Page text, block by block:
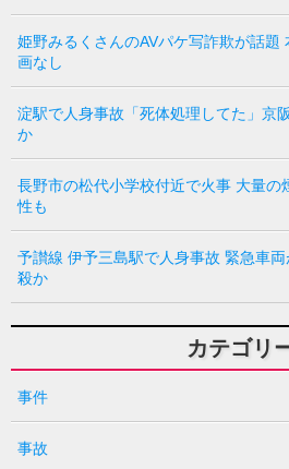
姫野みるくさんのAVパケ写詐欺が話題
画なし
淀駅で人身事故「死体処理してた」京
か
長野市の松代小学校付近で火事 大量の
性も
予讃線 伊予三島駅で人身事故 緊急車
殺か
カテゴリ
事件
事故